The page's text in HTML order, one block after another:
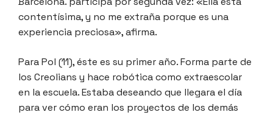
contentísima, y ​​no me extraña porque es una
experiencia preciosa», afirma.
Para Pol (11), éste es su primer año. Forma parte de
los Creolians y hace robótica como extraescolar
en la escuela. Estaba deseando que llegara el día
para ver cómo eran los proyectos de los demás